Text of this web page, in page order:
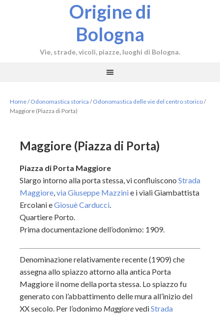
Origine di
Bologna
Vie, strade, vicoli, piazze, luoghi di Bologna.
Home/ Odonomastica storica / Odonomastica delle vie del centro storico/
Maggiore (Piazza di Porta)
Maggiore (Piazza di Porta)
Piazza di Porta Maggiore
Slargo intorno alla porta stessa, vi confluiscono Strada
Maggiore,via Giuseppe Mazzinie i viali Giambattista
Ercolani eGiosuè Carducci.
Quartiere Porto.
Prima documentazione dell’odonimo: 1909.
Denominazione relativamente recente (1909) che
assegna allo spiazzo attorno alla antica Porta
Maggiore il nome della porta stessa. Lo spiazzo fu
generato con l’abbattimento delle mura all’inizio del
XX secolo. Per l’odonimo MaggiorevediStrada